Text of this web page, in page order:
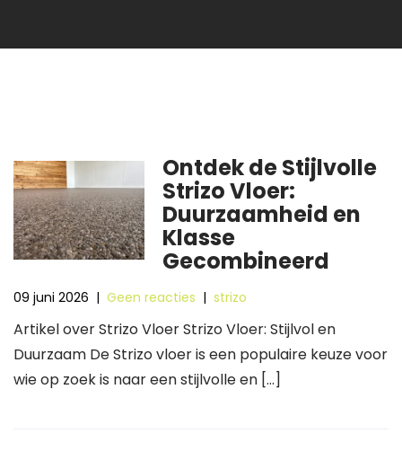
Ontdek de Stijlvolle
Strizo Vloer:
Duurzaamheid en
Klasse
Gecombineerd
09 juni 2026 | Geen reacties | strizo
Artikel over Strizo Vloer Strizo Vloer: Stijlvol en
Duurzaam De Strizo vloer is een populaire keuze voor
wie op zoek is naar een stijlvolle en […]